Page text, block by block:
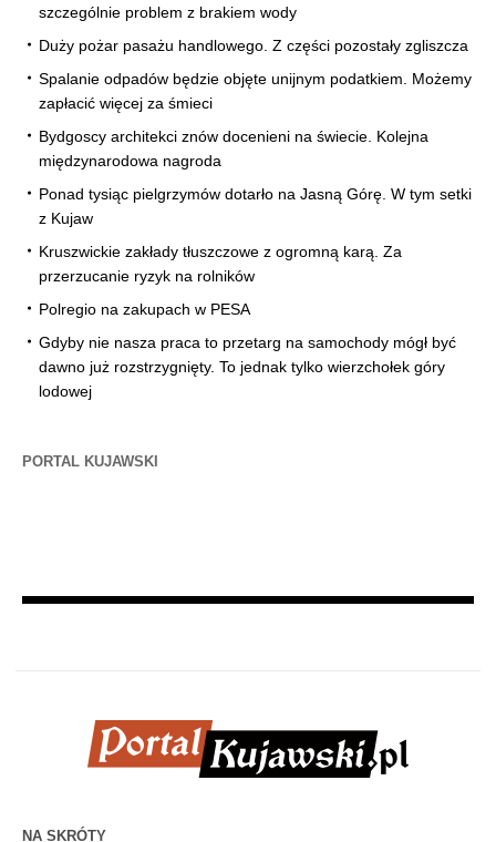
szczególnie problem z brakiem wody
Duży pożar pasażu handlowego. Z części pozostały zgliszcza
Spalanie odpadów będzie objęte unijnym podatkiem. Możemy
zapłacić więcej za śmieci
Bydgoscy architekci znów docenieni na świecie. Kolejna
międzynarodowa nagroda
Ponad tysiąc pielgrzymów dotarło na Jasną Górę. W tym setki
z Kujaw
Kruszwickie zakłady tłuszczowe z ogromną karą. Za
przerzucanie ryzyk na rolników
Polregio na zakupach w PESA
Gdyby nie nasza praca to przetarg na samochody mógł być
dawno już rozstrzygnięty. To jednak tylko wierzchołek góry
lodowej
PORTAL KUJAWSKI
NA SKRÓTY